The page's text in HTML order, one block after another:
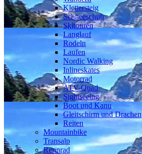
Klettersteig
Schneeschuh
Skitouren
Langlauf
Rodeln
Laufen
Nordic Walking
Inlineskates
Motorrad
ATV-Quad
Sightseeing
Boot und Kanu
Gleitschirm und Drachen
Reiten
Mountainbike
Transalp
Rennrad